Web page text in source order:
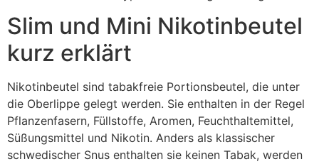
Slim und Mini Nikotinbeutel
kurz erklärt
Nikotinbeutel sind tabakfreie Portionsbeutel, die unter
die Oberlippe gelegt werden. Sie enthalten in der Regel
Pflanzenfasern, Füllstoffe, Aromen, Feuchthaltemittel,
Süßungsmittel und Nikotin. Anders als klassischer
schwedischer Snus enthalten sie keinen Tabak, werden